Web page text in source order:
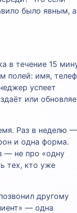
было явным,
в течение 15
полей: имя,
успеет
или
Раз в неделю
и одна форма.
— не про «одну
тех, кто уже
другому
— одна